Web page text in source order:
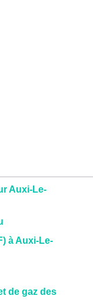
Auxi-Le-
à Auxi-Le-
de gaz des